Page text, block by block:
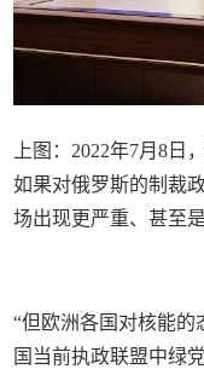
上图：2022年7月8日
如果对俄罗斯的制裁
场出现更严重、甚至
“但欧洲各国对核能的
国当前执政联盟中绿